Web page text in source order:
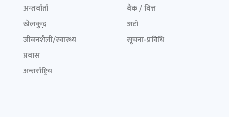
अन्तर्वार्ता
खेलकुद़़
जीवनशैली/स्वास्थ्य
प्रवास
अन्तर्राष्ट्रिय
बैंक / वित्त
अटो
सूचना-प्रविधि